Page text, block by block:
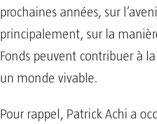
prochaines années, sur
principalement, sur la
Fonds peuvent contribuer à
un monde vivable.
Pour rappel, Patrick Achi a